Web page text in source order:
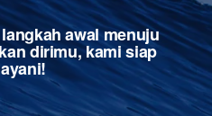
awal menuju
dirimu, kami siap